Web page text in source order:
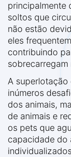
principalmente
soltos que
não estão
eles
contribuindo
sobrecarregam
A superlotação
inúmeros
dos animais,
de animais e
os pets que
capacidade do